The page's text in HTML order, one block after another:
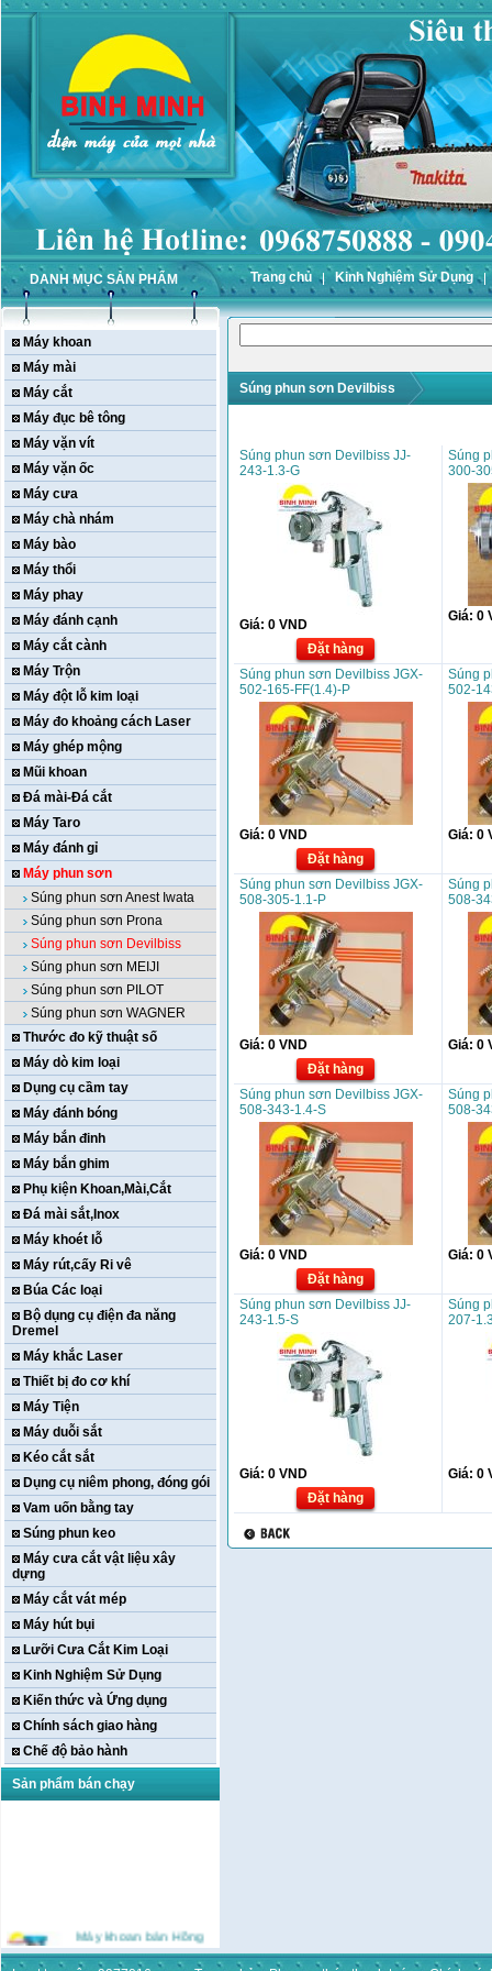
DANH MỤC SẢN PHẨM Trang chủ Kinh Nghiệm Sử Dụng
Máy khoan
Máy mài
Máy cắt
Máy đục bê tông
Máy vặn vít
Máy vặn ốc
Máy cưa
Máy chà nhám
Máy bào
Máy thổi
Máy phay
Máy đánh cạnh
Máy cắt cành
Máy Trộn
Máy đột lỗ kim loại
Máy đo khoảng cách Laser
Máy ghép mộng
Mũi khoan
Đá mài-Đá cắt
Máy Taro
Máy đánh gỉ
Máy phun sơn
Súng phun sơn Anest Iwata
Súng phun sơn Prona
Súng phun sơn Devilbiss
Súng phun sơn MEIJI
Súng phun sơn PILOT
Súng phun sơn WAGNER
Thước đo kỹ thuật số
Máy dò kim loại
Dụng cụ cầm tay
Máy đánh bóng
Máy bắn đinh
Máy bắn ghim
Phụ kiện Khoan,Mài,Cắt
Đá mài sắt,Inox
Máy khoét lỗ
Máy rút,cấy Ri vê
Búa Các loại
Bộ dụng cụ điện đa năng
Dremel
Máy khắc Laser
Thiết bị đo cơ khí
Máy Tiện
Máy duỗi sắt
Kéo cắt sắt
Dụng cụ niêm phong, đóng gói
Vam uốn bằng tay
Súng phun keo
Máy cưa cắt vật liệu xây
dựng
Máy cắt vát mép
Máy hút bụi
Lưỡi Cưa Cắt Kim Loại
Kinh Nghiệm Sử Dụng
Kiến thức và Ứng dụng
Chính sách giao hàng
Chế độ bảo hành
Sản phẩm bán chạy
Máy khoan bàn Hồng
ký HK-KCP15(
1m5,1HP,3 Puly,Có Tay
Súng phun sơn Devilbiss
Súng phun sơn Devilbiss JJ-
243-1.3-G
Giá: 0 VND
Đặt hàng
Súng
300-
Giá: 0
Súng phun sơn Devilbiss JGX-
502-165-FF(1.4)-P
Giá: 0 VND
Đặt hàng
Súng
502-
Giá: 0
Súng phun sơn Devilbiss JGX-
508-305-1.1-P
Giá: 0 VND
Đặt hàng
Súng
508-
Giá: 0
Súng phun sơn Devilbiss JGX-
508-343-1.4-S
Giá: 0 VND
Đặt hàng
Súng
508-
Giá: 0
Súng phun sơn Devilbiss JJ-
243-1.5-S
Giá: 0 VND
Đặt hàng
Súng
207-
Giá: 0